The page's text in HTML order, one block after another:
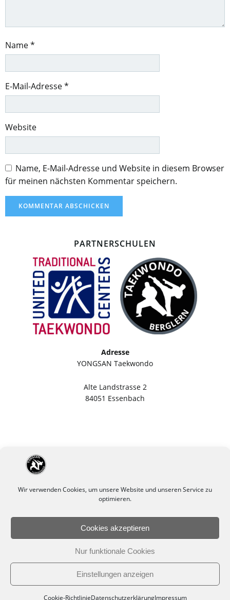
Wir verwenden Cookies, um unsere Website und unseren Service zu
optimieren.
Cookies akzeptieren
Nur funktionale Cookies
Einstellungen anzeigen
Cookie-RichtlinieDatenschutzerklärungImpressum
Name*
E-Mail-Adresse*
Website
Name, E-Mail-Adresse und Website in diesem Browser
für meinen nächsten Kommentar speichern.
PARTNERSCHULEN
Adresse
YONGSAN Taekwondo
Alte Landstrasse 2
84051 Essenbach
Impressum
Datenschutzerklärung
© 2026 TAEKWONDO LANDSHUT | ESSENBACH | ERGOLDSBACH.